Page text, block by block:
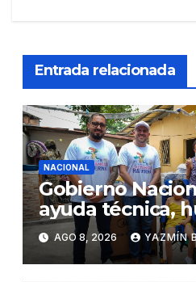
Entrada relacionada
NACIONAL
Gobierno
ayuda técnica,
Bono Joaquín
familia en
vulnerabilidad
AGO 8, 2026 YAZMÍN